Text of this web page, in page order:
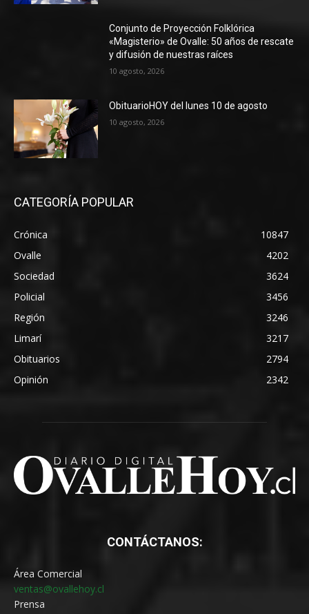
Conjunto de Proyección Folklórica
«Magisterio» de Ovalle: 50 años de rescate
y difusión de nuestras raíces
10 agosto, 2026
ObituarioHOY del lunes 10 de agosto
10 agosto, 2026
CATEGORÍA POPULAR
Crónica
10847
Ovalle
4202
Sociedad
3624
Policial
3456
Región
3246
Limarí
3217
Obituarios
2794
Opinión
2342
CONTÁCTANOS:
Área Comercial
ventas@ovallehoy.cl
Prensa